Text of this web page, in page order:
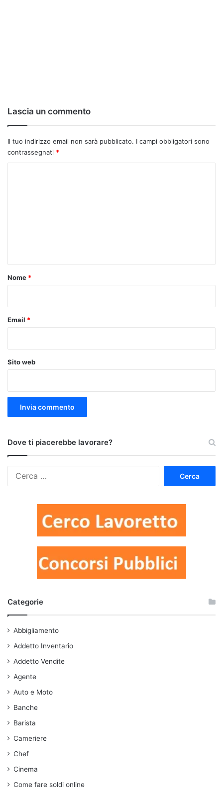
Lascia un commento
Il tuo indirizzo email non sarà pubblicato. I campi obbligatori sono
contrassegnati *
o
Nome *
Email *
Sito web
Dove ti piacerebbe lavorare?
Categorie
Abbigliamento
Addetto Inventario
Addetto Vendite
Agente
Auto e Moto
Banche
Barista
Cameriere
Chef
Cinema
Come fare soldi online